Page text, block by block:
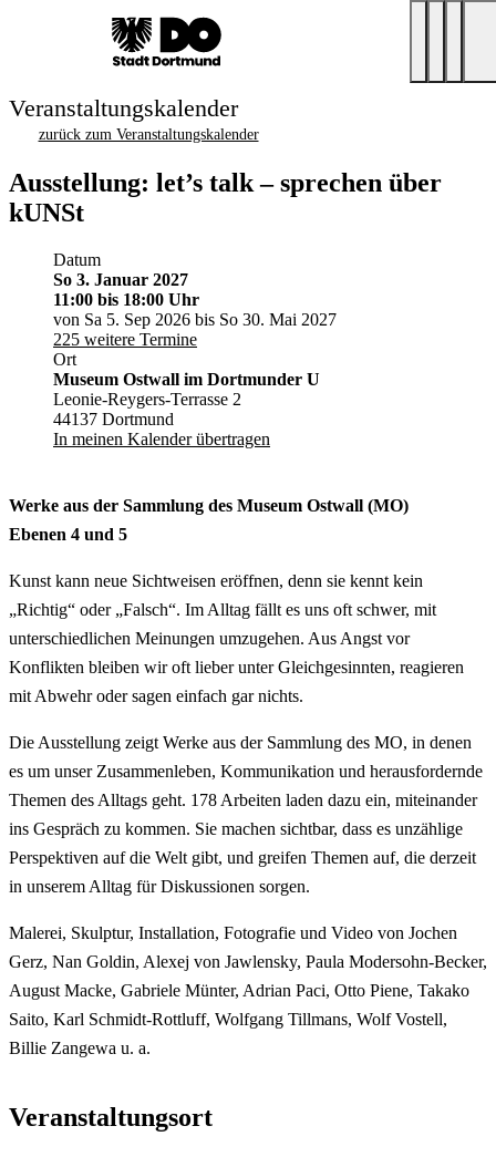
Veranstaltungskalender
zurück zum Veranstaltungskalender
Ausstellung: let’s talk – sprechen über
kUNSt
Datum
So 3. Januar 2027
11:00 bis 18:00 Uhr
von Sa 5. Sep 2026 bis So 30. Mai 2027
225 weitere Termine
Ort
Museum Ostwall im Dortmunder U
Leonie-Reygers-Terrasse 2
44137 Dortmund
In meinen Kalender übertragen
Werke aus der Sammlung des Museum Ostwall (MO)
Ebenen 4 und 5
Kunst kann neue Sichtweisen eröffnen, denn sie kennt kein
„Richtig“ oder „Falsch“. Im Alltag fällt es uns oft schwer, mit
unterschiedlichen Meinungen umzugehen. Aus Angst vor
Konflikten bleiben wir oft lieber unter Gleichgesinnten, reagieren
mit Abwehr oder sagen einfach gar nichts.
Die Ausstellung zeigt Werke aus der Sammlung des MO, in denen
es um unser Zusammenleben, Kommunikation und herausfordernde
Themen des Alltags geht. 178 Arbeiten laden dazu ein, miteinander
ins Gespräch zu kommen. Sie machen sichtbar, dass es unzählige
Perspektiven auf die Welt gibt, und greifen Themen auf, die derzeit
in unserem Alltag für Diskussionen sorgen.
Malerei, Skulptur, Installation, Fotografie und Video von Jochen
Gerz, Nan Goldin, Alexej von Jawlensky, Paula Modersohn-Becker,
August Macke, Gabriele Münter, Adrian Paci, Otto Piene, Takako
Saito, Karl Schmidt-Rottluff, Wolfgang Tillmans, Wolf Vostell,
Billie Zangewa u. a.
Veranstaltungsort